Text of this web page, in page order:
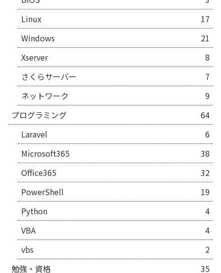
Linux
17
Windows
21
Xserver
8
さくらサーバー
7
ネットワーク
9
プログラミング
64
Laravel
6
Microsoft365
38
Office365
32
PowerShell
19
Python
4
VBA
4
vbs
2
勉強・資格
35